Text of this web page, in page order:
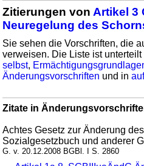
Zitierungen von Artikel 3
Neuregelung des
Sie sehen die Vorschriften, die
verweisen. Die Liste ist
selbst,
Änderungsvorschriften und in
Zitate in
Achtes Gesetz zur Änderung
Sozialgesetzbuch und anderer
G. v. 20.12.2008 BGBl. I S. 2860